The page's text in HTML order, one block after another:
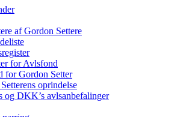
af Gordon Settere
for Avlsfond
for Gordon Setter
oprindelse
og DKK’s avlsanbefalinger